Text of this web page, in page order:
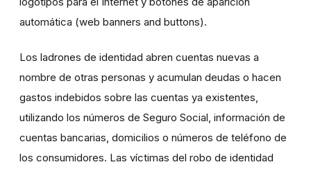
automática (web banners and buttons).
Los ladrones de identidad abren cuentas nuevas a
nombre de otras personas y acumulan deudas o hacen
gastos indebidos sobre las cuentas ya existentes,
utilizando los números de Seguro Social, información de
cuentas bancarias, domicilios o números de teléfono de
los consumidores. Las víctimas del robo de identidad